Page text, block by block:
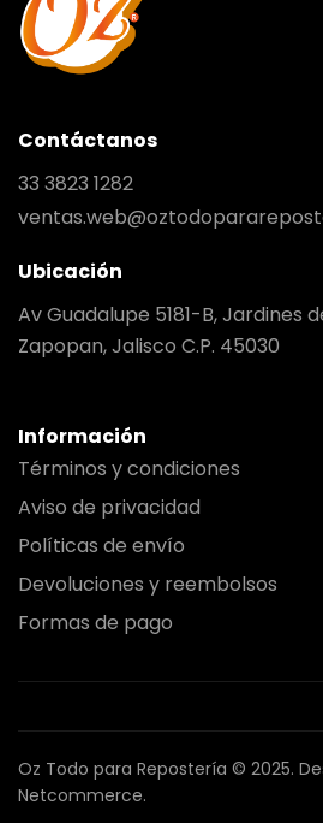
Contáctanos
33 3823 1282
Ubicación
Av Guadalupe 5181-B, Jardines
Zapopan, Jalisco C.P. 45030
Información
Términos y condiciones
Aviso de privacidad
Políticas de envío
Devoluciones y reembolsos
Formas de pago
Oz Todo para Repostería © 2025.
Netcommerce.